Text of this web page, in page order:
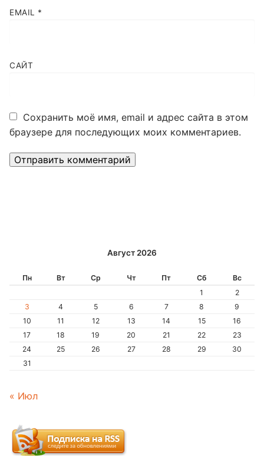
EMAIL *
САЙТ
Сохранить моё имя, email и адрес сайта в этом
браузере для последующих моих комментариев.
Август 2026
Пн Вт Ср Чт Пт Сб
Вс
1
2
3
4 5 6 7 8
9
10
11 12 13 14 15
16
17
18 19 20 21 22
23
24
25 26 27 28 29
30
31
« Июл